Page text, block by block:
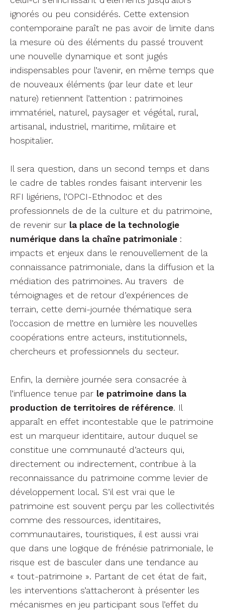
ignorés ou peu considérés. Cette extension
contemporaine paraît ne pas avoir de limite dans
la mesure où des éléments du passé trouvent
une nouvelle dynamique et sont jugés
indispensables pour l’avenir, en même temps que
de nouveaux éléments (par leur date et leur
nature) retiennent l’attention : patrimoines
immatériel, naturel, paysager et végétal, rural,
artisanal, industriel, maritime, militaire et
hospitalier.
Il sera question, dans un second temps et dans
le cadre de tables rondes faisant intervenir les
RFI ligériens, l’OPCI-Ethnodoc et des
professionnels de de la culture et du patrimoine,
de revenir sur la place de la technologie
numérique dans la chaîne patrimoniale :
impacts et enjeux dans le renouvellement de la
connaissance patrimoniale, dans la diffusion et la
médiation des patrimoines. Au travers de
témoignages et de retour d’expériences de
terrain, cette demi-journée thématique sera
l’occasion de mettre en lumière les nouvelles
coopérations entre acteurs, institutionnels,
chercheurs et professionnels du secteur.
Enfin, la dernière journée sera consacrée à
l’influence tenue par le patrimoine dans la
production de territoires de référence. Il
apparaît en effet incontestable que le patrimoine
est un marqueur identitaire, autour duquel se
constitue une communauté d’acteurs qui,
directement ou indirectement, contribue à la
reconnaissance du patrimoine comme levier de
développement local. S’il est vrai que le
patrimoine est souvent perçu par les collectivités
comme des ressources, identitaires,
communautaires, touristiques, il est aussi vrai
que dans une logique de frénésie patrimoniale, le
risque est de basculer dans une tendance au
« tout-patrimoine ». Partant de cet état de fait,
les interventions s’attacheront à présenter les
mécanismes en jeu participant sous l’effet du